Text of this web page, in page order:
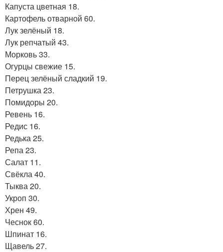
Капуста цветная 18.
Картофель отварной 60.
Лук зелёный 18.
Лук репчатый 43.
Морковь 33.
Огурцы свежие 15.
Перец зелёный сладкий 19.
Петрушка 23.
Помидоры 20.
Ревень 16.
Редис 16.
Редька 25.
Репа 23.
Салат 11.
Свёкла 40.
Тыква 20.
Укроп 30.
Хрен 49.
Чеснок 60.
Шпинат 16.
Щавель 27.